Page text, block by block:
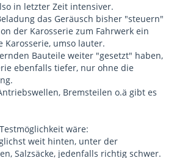
in letzter Zeit intensiver.
das Geräusch bisher "steuern"
der Karosserie zum Fahrwerk ein
Karosserie, umso lauter.
Bauteile weiter "gesetzt" haben,
ebenfalls tiefer, nur ohne die
Bremsteilen o.ä gibt es
wäre:
weit hinten, unter der
Salzsäcke, jedenfalls richtig schwer.